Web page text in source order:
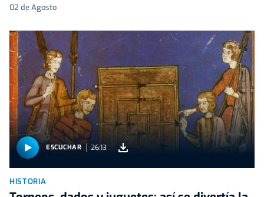
02 de Agosto
ESCUCHAR 26:13
HISTORIA